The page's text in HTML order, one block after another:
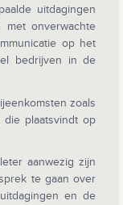
uitdagingen
met onverwachte
op het
bedrijven in de
zoals
die plaatsvindt op
aanwezig zijn
te gaan over
en de